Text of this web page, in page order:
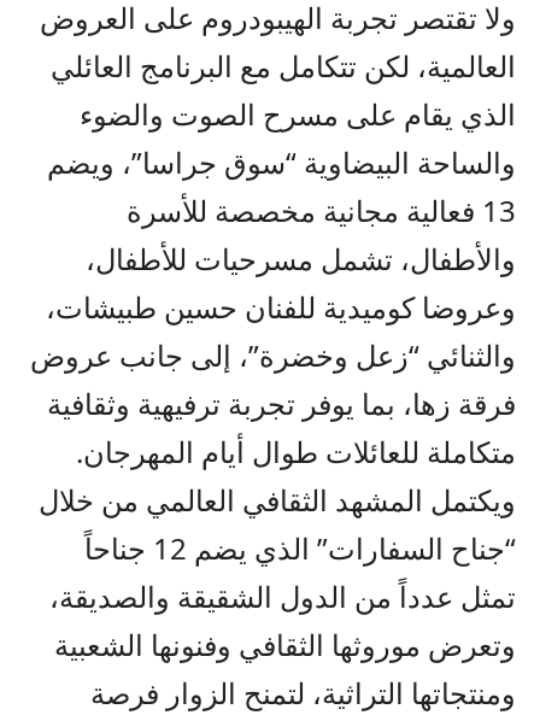
ولا تقتصر تجربة الهيبودروم على العروض
العالمية، لكن تتكامل مع البرنامج العائلي
الذي يقام على مسرح الصوت والضوء
والساحة البيضاوية “سوق جراسا”، ويضم
13 فعالية مجانية مخصصة للأسرة
والأطفال، تشمل مسرحيات للأطفال،
وعروضا كوميدية للفنان حسين طبيشات،
والثنائي “زعل وخضرة”، إلى جانب عروض
فرقة زها، بما يوفر تجربة ترفيهية وثقافية
متكاملة للعائلات طوال أيام المهرجان.
ويكتمل المشهد الثقافي العالمي من خلال
“جناح السفارات” الذي يضم 12 جناحاً
تمثل عدداً من الدول الشقيقة والصديقة،
وتعرض موروثها الثقافي وفنونها الشعبية
ومنتجاتها التراثية، لتمنح الزوار فرصة